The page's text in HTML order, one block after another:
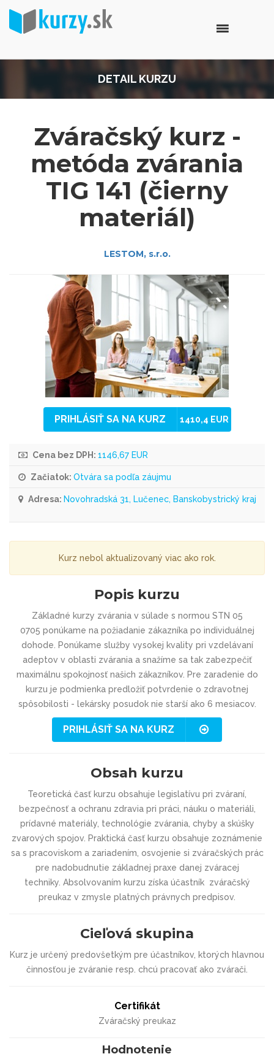
DETAIL KURZU
Zváračský kurz -
metóda zvárania
TIG 141 (čierny
materiál)
LESTOM, s.r.o.
PRIHLÁSIŤ SA NA KURZ 1410,4 EUR
Cena bez DPH: 1146,67 EUR
Začiatok: Otvára sa podľa záujmu
Adresa: Novohradská 31, Lučenec, Banskobystrický kraj
Kurz nebol aktualizovaný viac ako rok.
Popis kurzu
Základné kurzy zvárania v súlade s normou STN 05
0705 ponúkame na požiadanie zákazníka po individuálnej
dohode. Ponúkame služby vysokej kvality pri vzdelávaní
adeptov v oblasti zvárania a snažíme sa tak zabezpečiť
maximálnu spokojnosť našich zákazníkov. Pre zaradenie do
kurzu je podmienka predložiť potvrdenie o zdravotnej
spôsobilosti - lekársky posudok nie starší ako 6 mesiacov.
PRIHLÁSIŤ SA NA KURZ
Obsah kurzu
Teoretická časť kurzu obsahuje legislatívu pri zváraní,
bezpečnosť a ochranu zdravia pri práci, náuku o materiáli,
prídavné materiály, technológie zvárania, chyby a skúšky
zvarových spojov. Praktická časť kurzu obsahuje zoznámenie
sa s pracoviskom a zariadením, osvojenie si zváračských prác
pre nadobudnutie základnej praxe danej zváracej
techniky. Absolvovaním kurzu získa účastník zváračský
preukaz v zmysle platných právnych predpisov.
Cieľová skupina
Kurz je určený predovšetkým pre účastníkov, ktorých hlavnou
činnosťou je zváranie resp. chcú pracovať ako zvárači.
Certifikát
Zváračský preukaz
Hodnotenie